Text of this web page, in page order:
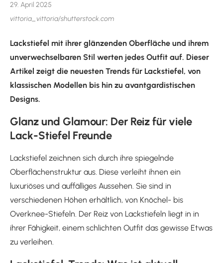
29. April 2025
vittoria_vittoria/shutterstock.com
Lackstiefel mit ihrer glänzenden Oberfläche und ihrem
unverwechselbaren Stil werten jedes Outfit auf. Dieser
Artikel zeigt die neuesten Trends für Lackstiefel, von
klassischen Modellen bis hin zu avantgardistischen
Designs.
Glanz und Glamour: Der Reiz für viele
Lack-Stiefel Freunde
Lackstiefel zeichnen sich durch ihre spiegelnde
Oberflächenstruktur aus. Diese verleiht ihnen ein
luxuriöses und auffälliges Aussehen. Sie sind in
verschiedenen Höhen erhältlich, von Knöchel- bis
Overknee-Stiefeln. Der Reiz von Lackstiefeln liegt in in
ihrer Fähigkeit, einem schlichten Outfit das gewisse Etwas
zu verleihen.